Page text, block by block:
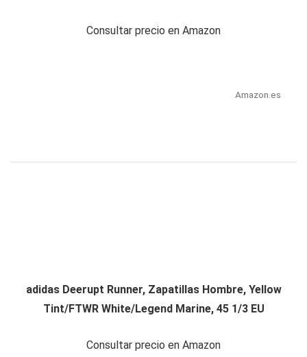
Consultar precio en Amazon
Amazon.es
adidas Deerupt Runner, Zapatillas Hombre, Yellow
Tint/FTWR White/Legend Marine, 45 1/3 EU
Consultar precio en Amazon